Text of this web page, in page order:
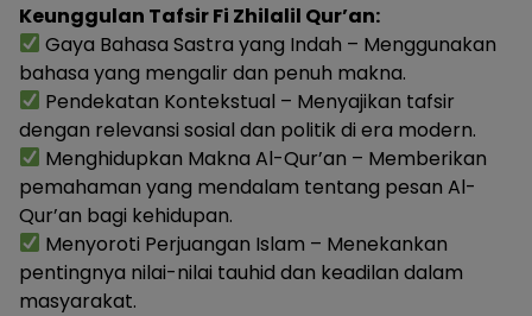
Keunggulan Tafsir Fi Zhilalil Qur’an:
Gaya Bahasa Sastra yang Indah – Menggunakan
bahasa yang mengalir dan penuh makna.
Pendekatan Kontekstual – Menyajikan tafsir
dengan relevansi sosial dan politik di era modern.
Menghidupkan Makna Al-Qur’an – Memberikan
pemahaman yang mendalam tentang pesan Al-
Qur’an bagi kehidupan.
Menyoroti Perjuangan Islam – Menekankan
pentingnya nilai-nilai tauhid dan keadilan dalam
masyarakat.